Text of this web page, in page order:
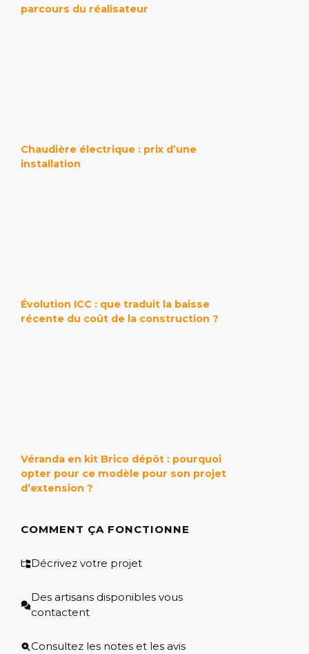
parcours du réalisateur
Chaudière électrique : prix d’une
installation
Évolution ICC : que traduit la baisse
récente du coût de la construction ?
Véranda en kit Brico dépôt : pourquoi
opter pour ce modèle pour son projet
d’extension ?
COMMENT ÇA FONCTIONNE
Décrivez votre projet
Des artisans disponibles vous
contactent
Consultez les notes et les avis